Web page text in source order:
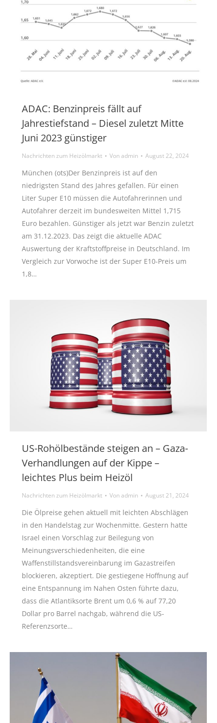
ADAC: Benzinpreis fällt auf
Jahrestiefstand – Diesel zuletzt Mitte
Juni 2023 günstiger
Nachrichten zum Heizölmarkt Vonadmin August 22, 2024
München (ots)Der Benzinpreis ist auf den
niedrigsten Stand des Jahres gefallen. Für einen
Liter Super E10 müssen die Autofahrerinnen und
Autofahrer derzeit im bundesweiten Mittel 1,715
Euro bezahlen. Günstiger als jetzt war Benzin zuletzt
am 31.12.2023. Das zeigt die aktuelle ADAC
Auswertung der Kraftstoffpreise in Deutschland. Im
Vergleich zur Vorwoche ist der Super E10-Preis um
1,8…
US-Rohölbestände steigen an – Gaza-
Verhandlungen auf der Kippe –
leichtes Plus beim Heizöl
Nachrichten zum Heizölmarkt Vonadmin August 21, 2024
Die Ölpreise gehen aktuell mit leichten Abschlägen
in den Handelstag zur Wochenmitte. Gestern hatte
Israel einen Vorschlag zur Beilegung von
Meinungsverschiedenheiten, die eine
Waffenstillstandsvereinbarung im Gazastreifen
blockieren, akzeptiert. Die gestiegene Hoffnung auf
eine Entspannung im Nahen Osten führte dazu,
dass die Atlantiksorte Brent um 0,6 % auf 77,20
Dollar pro Barrel nachgab, während die US-
Referenzsorte…